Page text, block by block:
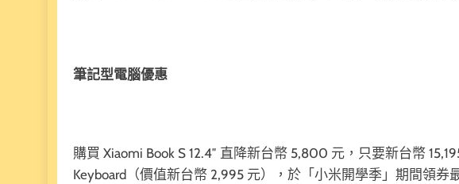
筆記型電腦優惠
購買 Xiaomi Book S 12.4″ 直降新台幣 5,800 元，只要新台幣
Keyboard（價值新台幣 2,995 元），於「小米開學季」期間領